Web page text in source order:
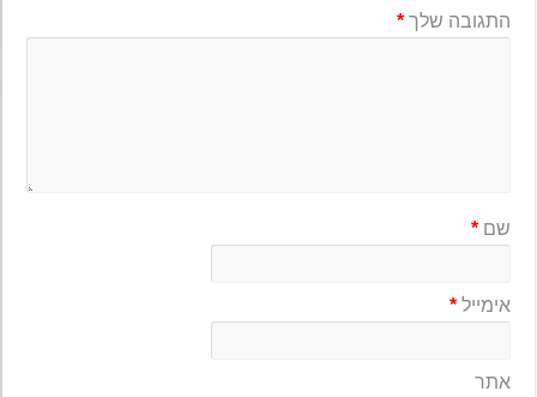
התגובה שלך*
שם*
אימייל*
אתר